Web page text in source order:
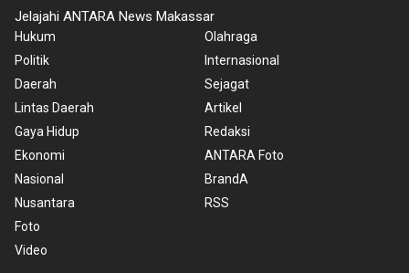
Jelajahi ANTARA News Makassar
Hukum
Politik
Daerah
Lintas Daerah
Gaya Hidup
Ekonomi
Nasional
Nusantara
Foto
Video
Olahraga
Internasional
Sejagat
Artikel
Redaksi
ANTARA Foto
BrandA
RSS